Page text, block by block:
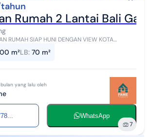
Rumah 2 Lantai Bali
RUMAH SIAP HUNI DENGAN VIEW KOTA
CITY VIEW AWILIGAR - BANDUNG* - LT
lantai) - 3 Ka...
m²LB: 70 m²
yang lalu oleh
WhatsApp
7